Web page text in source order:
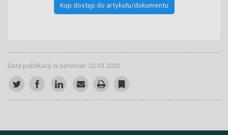
Kup dostęp do artykułu/dokumentu
Data publikacji w serwisie: 02.03.2020